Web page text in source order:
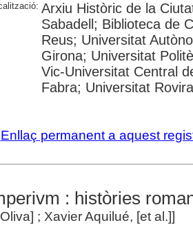
Arxiu Històric de la
Sabadell; Biblioteca de
Reus; Universitat
Girona; Universitat
Vic-Universitat Central
Fabra; Universitat
Enllaç permanent a aquest
: històries
; Xavier Aquilué, [et al.]]